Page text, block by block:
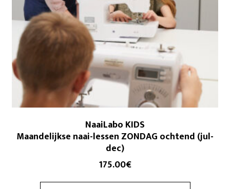
NaaiLabo KIDS
Maandelijkse naai-lessen ZONDAG ochtend (jul-
dec)
175.00€